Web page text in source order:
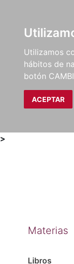
Utilizamos
hábitos de
botón
ACEPTAR
LIBROS
>
Materias
Libros